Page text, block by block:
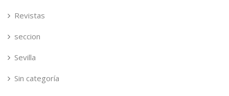
Revistas
seccion
Sevilla
Sin categoría